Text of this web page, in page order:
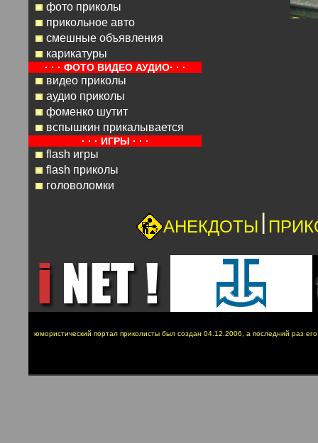
фото приколы
прикольное авто
смешные объявления
карикатуры
· · · ФОТО ВИДЕО АУДИО· · ·
видео приколы
аудио приколы
фоменко шутит
вспышкин прикалывается
· · · ИГРЫ · · ·
flash игры
flash приколы
головоломки
АНЕКДОТЫ |
юмористический портал приколисты был создан 04.12.2006, а последний раз